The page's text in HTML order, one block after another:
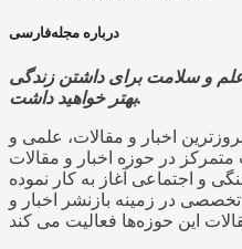
درباره مجله‌فارسی
و سلامت برای داشتن زندگی
بهتر خواهید داشت.
اخبار و مقالات، علمی و
۱۳۹۵ به صورت متمرکز در حوزه اخبار و مقالات
و اجتماعی آغاز به کار نموده
در زمینه بازنشر اخبار و